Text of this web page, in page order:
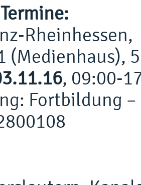
Rheinhessen,
(Medienhaus),
, 09:00-
Fortbildung